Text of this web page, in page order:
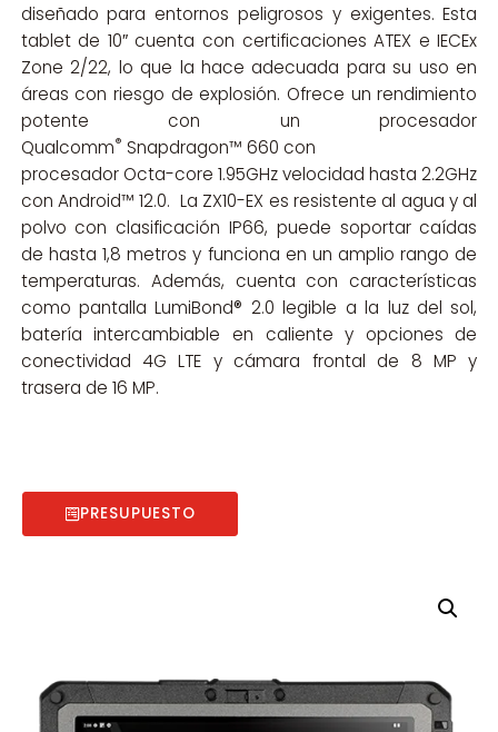
diseñado para entornos peligrosos y exigentes. Esta
tablet de 10″ cuenta con certificaciones ATEX e IECEx
Zone 2/22, lo que la hace adecuada para su uso en
áreas con riesgo de explosión. Ofrece un rendimiento
potente con un procesador
Qualcomm® Snapdragon™ 660 con
procesador Octa-core 1.95GHz velocidad hasta 2.2GHz
con Android™ 12.0. La ZX10-EX es resistente al agua y al
polvo con clasificación IP66, puede soportar caídas
de hasta 1,8 metros y funciona en un amplio rango de
temperaturas. Además, cuenta con características
como pantalla LumiBond® 2.0 legible a la luz del sol,
batería intercambiable en caliente y opciones de
conectividad 4G LTE y cámara frontal de 8 MP y
trasera de 16 MP.
PRESUPUESTO